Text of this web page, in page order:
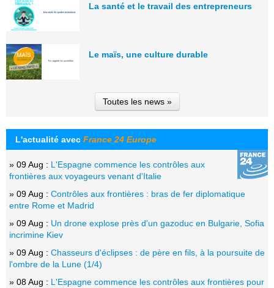
La santé et le travail des entrepreneurs
Le maïs, une culture durable
Toutes les news »
L'actualité avec France 24 Europe
» 09 Aug : L'Espagne commence les contrôles aux
frontières aux voyageurs venant d'Italie
» 09 Aug : Contrôles aux frontières : bras de fer diplomatique
entre Rome et Madrid
» 09 Aug : Un drone explose près d'un gazoduc en Bulgarie, Sofia
incrimine Kiev
» 09 Aug : Chasseurs d'éclipses : de père en fils, à la poursuite de
l'ombre de la Lune (1/4)
» 08 Aug : L'Espagne commence les contrôles aux frontières pour